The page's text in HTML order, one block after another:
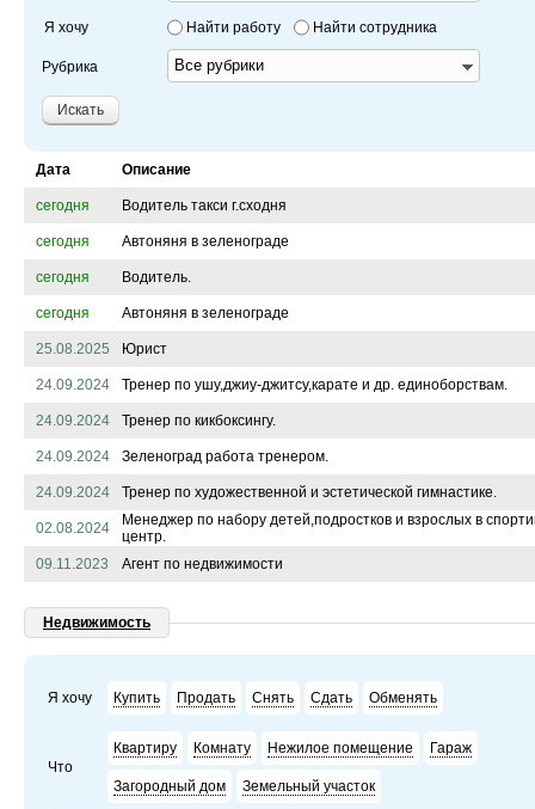
Зеленограде
В Зеленограде проходит
Все на мотокросс! Интервью
«Ника» о приюте для
28.06.2013 16:41
Я хочу Найти работу Найти сотрудника
Рубрика
Дата Описание
сегодня Водитель такси г.сходня
сегодня Автоняня в зеленограде
сегодня Водитель.
сегодня Автоняня в зеленограде
25.08.2025 Юрист
24.09.2024 Тренер по ушу,джиу-джитсу,карате и др. единоборствам.
24.09.2024 Тренер по кикбоксингу.
24.09.2024 Зеленоград работа тренером.
24.09.2024 Тренер по художественной и эстетической гимнастике.
02.08.2024
Менеджер по набору детей,подростков и взрослых в
центр.
09.11.2023
Агент по недвижимости
Недвижимость
Я хочу Купить Продать Снять Сдать Обменять
Что
Квартиру Комнату Нежилое помещение Гараж
Загородный дом Земельный участок